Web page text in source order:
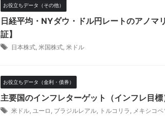
お役立ちデータ（その他）
日経平均・NYダウ・ドル円レートのアノ
証】
日本株式, 米国株式, 米ドル
お役立ちデータ（金利・債券）
主要国のインフレターゲット（インフレ目
米ドル, ユーロ , ブラジルレアル, トルコリラ , メキシコペ